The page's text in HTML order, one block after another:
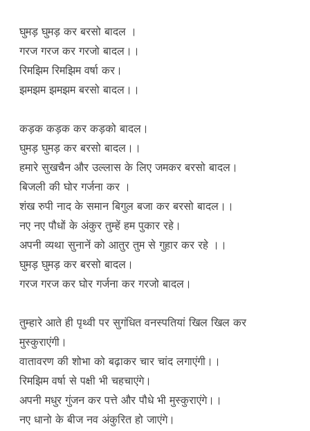
घुमड़ घुमड़ कर बरसो बादल ।
गरज गरज कर गरजो बादल।।
रिमझिम रिमझिम वर्षा कर।
झमझम झमझम बरसो बादल।।
कड़क कड़क कर कड़को बादल।
घुमड़ घुमड़ कर बरसो बादल।।
हमारे सुखचैन और उल्लास के लिए जमकर बरसो बादल।
बिजली की घोर गर्जना कर ।
शंख रुपी नाद के समान बिगुल बजा कर बरसो बादल।।
नए नए पौधों के अंकुर तुम्हें हम पुकार रहे।
अपनी व्यथा सुनानें को आतुर तुम से गुहार कर रहे ।।
घुमड़ घुमड़ कर बरसो बादल।
गरज गरज कर घोर गर्जना कर गरजो बादल।
तुम्हारे आते ही पृथ्वी पर सुगंधित वनस्पतियां खिल खिल कर
मुस्कुराएंगी।
वातावरण की शोभा को बढ़ाकर चार चांद लगाएंगी।।
रिमझिम वर्षा से पक्षी भी चहचाएंगे।
अपनी मधुर गुंजन कर पत्ते और पौधे भी मुस्कुराएंगे।।
नए धानो के बीज नव अंकुरित हो जाएंगे।